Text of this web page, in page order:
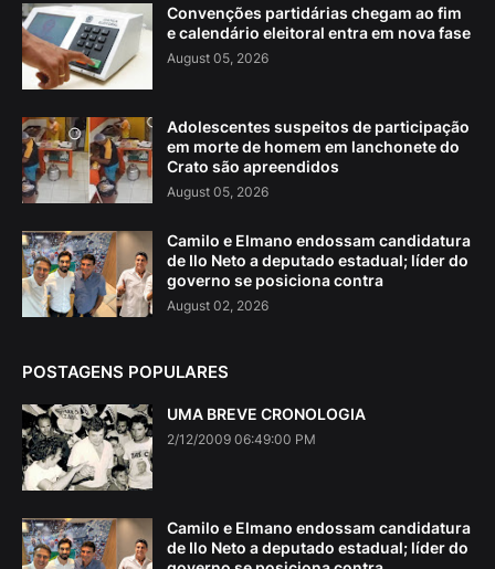
Convenções partidárias chegam ao fim
e calendário eleitoral entra em nova fase
August 05, 2026
Adolescentes suspeitos de participação
em morte de homem em lanchonete do
Crato são apreendidos
August 05, 2026
Camilo e Elmano endossam candidatura
de Ilo Neto a deputado estadual; líder do
governo se posiciona contra
August 02, 2026
POSTAGENS POPULARES
UMA BREVE CRONOLOGIA
2/12/2009 06:49:00 PM
Camilo e Elmano endossam candidatura
de Ilo Neto a deputado estadual; líder do